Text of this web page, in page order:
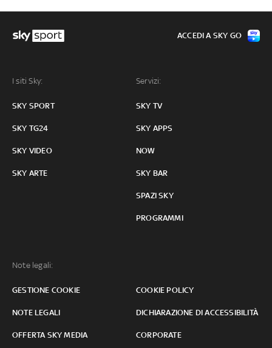
I siti Sky:
SKY SPORT
SKY TG24
SKY VIDEO
SKY ARTE
Servizi:
SKY TV
SKY APPS
NOW
SKY BAR
SPAZI SKY
PROGRAMMI
Note legali:
GESTIONE COOKIE COOKIE POLICY
NOTE LEGALI DICHIARAZIONE DI ACCESSIBILITÀ
OFFERTA SKY MEDIA CORPORATE
ACCEDI A SKY GO